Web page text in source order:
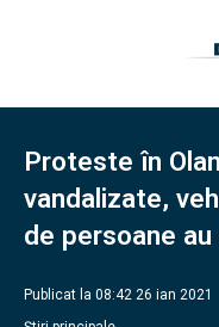
Proteste în
vandalizate,
de persoane
Publicat la 08:42 26 ian 2021